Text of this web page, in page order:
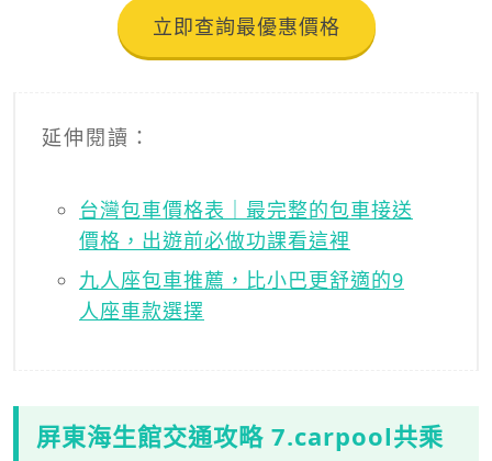
立即查詢最優惠價格
延伸閱讀：
台灣包車價格表｜最完整的包車接送
價格，出遊前必做功課看這裡
九人座包車推薦，比小巴更舒適的9
人座車款選擇
屏東海生館交通攻略 7.carpool共乘